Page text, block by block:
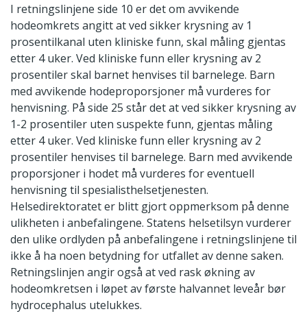
I retningslinjene side 10 er det om avvikende
hodeomkrets angitt at ved sikker krysning av 1
prosentilkanal uten kliniske funn, skal måling gjentas
etter 4 uker. Ved kliniske funn eller krysning av 2
prosentiler skal barnet henvises til barnelege. Barn
med avvikende hodeproporsjoner må vurderes for
henvisning. På side 25 står det at ved sikker krysning av
1-2 prosentiler uten suspekte funn, gjentas måling
etter 4 uker. Ved kliniske funn eller krysning av 2
prosentiler henvises til barnelege. Barn med avvikende
proporsjoner i hodet må vurderes for eventuell
henvisning til spesialisthelsetjenesten.
Helsedirektoratet er blitt gjort oppmerksom på denne
ulikheten i anbefalingene. Statens helsetilsyn vurderer
den ulike ordlyden på anbefalingene i retningslinjene til
ikke å ha noen betydning for utfallet av denne saken.
Retningslinjen angir også at ved rask økning av
hodeomkretsen i løpet av første halvannet leveår bør
hydrocephalus utelukkes.